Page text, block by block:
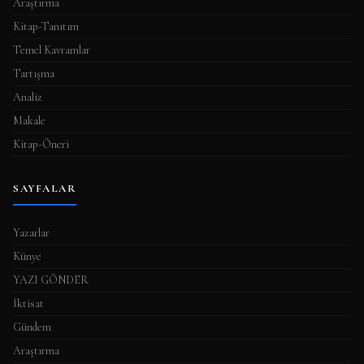
ı
Araştırma
Kitap-Tanıtım
Temel Kavramlar
Tartışma
Analiz
Makale
Kitap-Öneri
SAYFALAR
Yazarlar
Künye
YAZI GÖNDER
İktisat
Gündem
Araştırma